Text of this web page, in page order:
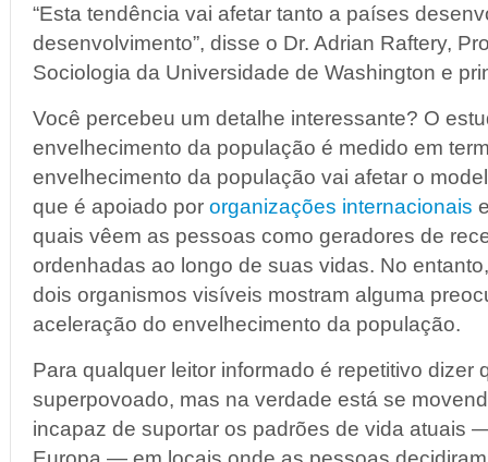
“Esta tendência vai afetar tanto a países
desenvolvimento”, disse o Dr. Adrian Raftery,
Sociologia da Universidade de Washington e
Você percebeu um detalhe interessante? O
envelhecimento da população é medido em
envelhecimento da população vai afetar o
que é apoiado por organizações internacionais
quais vêem as pessoas como geradores de
ordenhadas ao longo de suas vidas. No
dois organismos visíveis mostram alguma
aceleração do envelhecimento da população.
Para qualquer leitor informado é repetitivo dizer
superpovoado, mas na verdade está se
incapaz de suportar os padrões de vida atuais